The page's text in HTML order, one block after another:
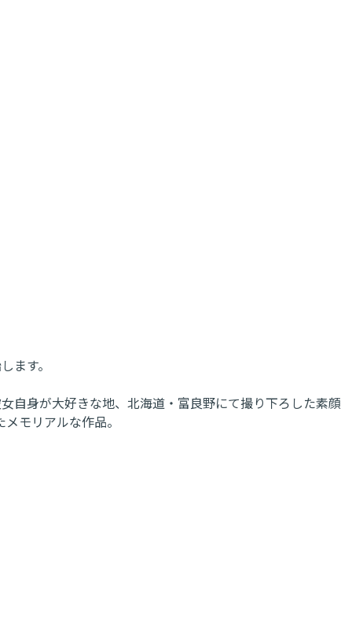
ます。
自身が大好きな地、北海道・富良野にて撮り下ろした素顔
モリアルな作品。